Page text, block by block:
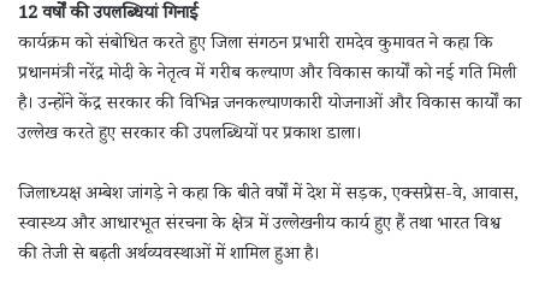
12 वर्षों की उपलब्धियां गिनाईं
कार्यक्रम को संबोधित करते हुए जिला संगठन प्रभारी रामदेव कुमावत ने कहा कि
प्रधानमंत्री नरेंद्र मोदी के नेतृत्व में गरीब कल्याण और विकास कार्यों को नई गति मिली
है। उन्होंने केंद्र सरकार की विभिन्न जनकल्याणकारी योजनाओं और विकास कार्यों का
उल्लेख करते हुए सरकार की उपलब्धियों पर प्रकाश डाला।
जिलाध्यक्ष अम्बेश जांगड़े ने कहा कि बीते वर्षों में देश में सड़क, एक्सप्रेस-वे, आवास,
स्वास्थ्य और आधारभूत संरचना के क्षेत्र में उल्लेखनीय कार्य हुए हैं तथा भारत विश्व
की तेजी से बढ़ती अर्थव्यवस्थाओं में शामिल हुआ है।